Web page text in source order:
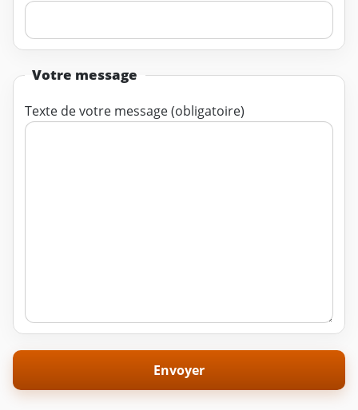
Votre message
Texte de votre message (obligatoire)